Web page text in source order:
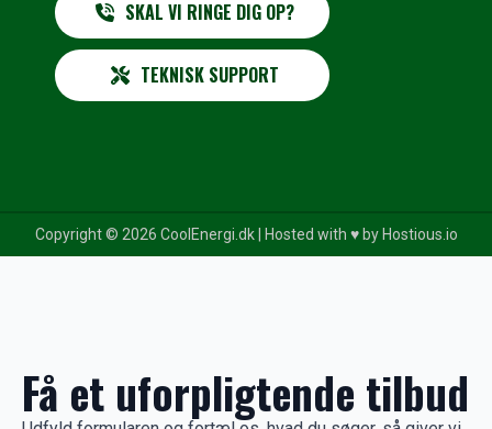
SKAL VI RINGE DIG OP?
TEKNISK SUPPORT
Copyright © 2026 CoolEnergi.dk | Hosted with ♥️ by Hostious.io
Få et uforpligtende tilbud